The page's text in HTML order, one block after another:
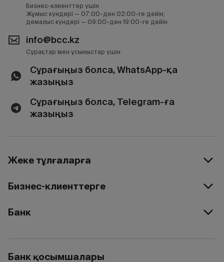
Бизнес-клиенттер үшін
Жұмыс күндері — 07:00-ден 02:00-ге дейін;
демалыс күндері — 09:00-ден 19:00-ге дейін
info@bcc.kz
Сұрақтар мен ұсыныстар үшін
Сұрағыңыз болса, WhatsApp-қа
жазыңыз
Сұрағыңыз болса, Telegram-ға
жазыңыз
Жеке тұлғаларға
Бизнес-клиенттерге
Банк
Банк қосымшалары